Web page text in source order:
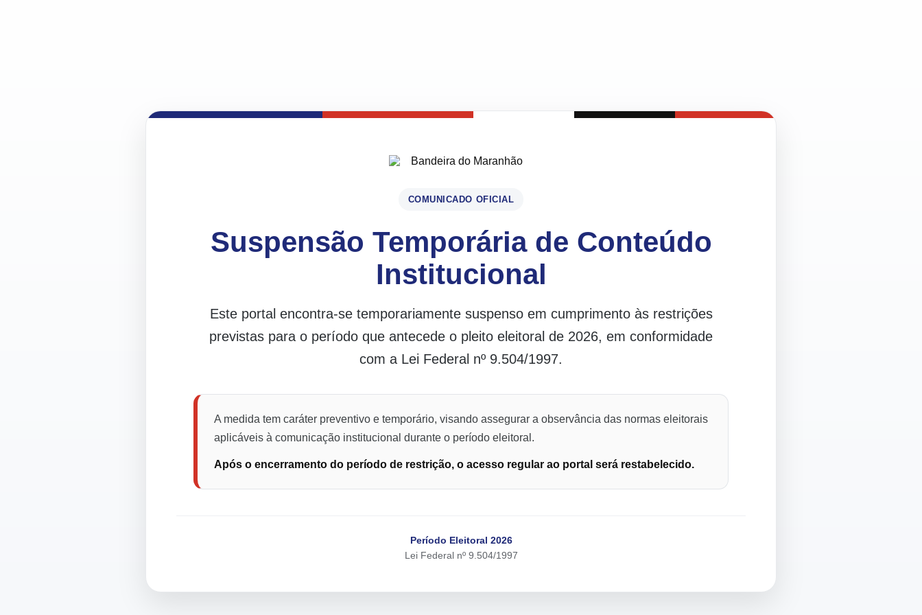
COMUNICADO OFICIAL
Suspensão Temporária de Conteúdo
Institucional
Este portal encontra-se temporariamente suspenso em cumprimento às restrições
previstas para o período que antecede o pleito eleitoral de 2026, em conformidade
com a Lei Federal nº 9.504/1997.
A medida tem caráter preventivo e temporário, visando assegurar a observância das normas eleitorais
aplicáveis à comunicação institucional durante o período eleitoral.
Após o encerramento do período de restrição, o acesso regular ao portal será restabelecido.
Período Eleitoral 2026
Lei Federal nº 9.504/1997